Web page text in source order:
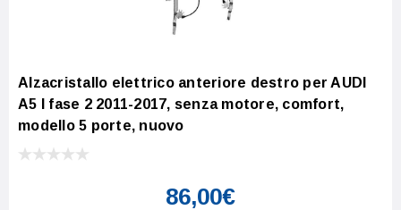
Alzacristallo elettrico anteriore destro per AUDI
A5 I fase 2 2011-2017, senza motore, comfort,
modello 5 porte, nuovo
86,00€